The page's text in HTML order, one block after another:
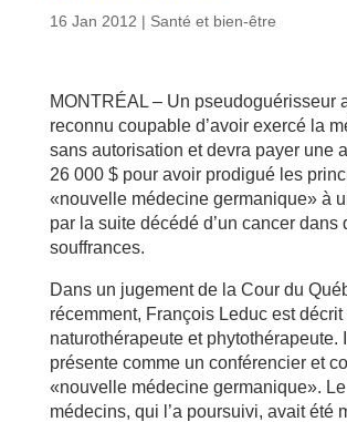
16 Jan 2012 | Santé et bien-être
MONTRÉAL – Un pseudoguérisseur
reconnu coupable d’avoir exercé la
sans autorisation et devra payer une
26 000 $ pour avoir prodigué les
«nouvelle médecine germanique» à
par la suite décédé d’un cancer dans
souffrances.
Dans un jugement de la Cour du
récemment, François Leduc est décrit
naturothérapeute et phytothérapeute.
présente comme un conférencier et
«nouvelle médecine germanique».
médecins, qui l’a poursuivi, avait été